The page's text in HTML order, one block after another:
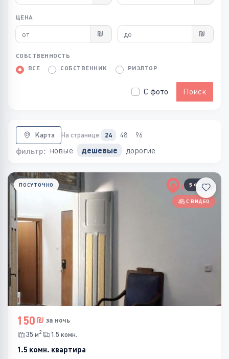
ЦЕНА
СОБСТВЕННОСТЬ
ВСЕ
СОБСТВЕННИК РИЭЛТОР
С фото Поиск
Карта На странице: 24 48 96
фильтр: новые дешевые дорогие
5 ФОТО
С ВИДЕО
ПОСУТОЧНО
150
за ночь
35 м2 1.5 комн.
1.5 комн. квартира